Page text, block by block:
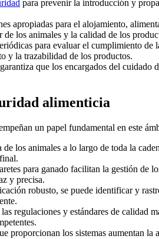
para prevenir la introducción y
apropiadas para el alojamiento,
de los animales y la calidad de los
para evaluar el cumplimiento
y la trazabilidad de los productos.
que los encargados del
alimenticia
un papel fundamental en este
los animales a lo largo de toda la
para ganado facilitan la gestión de
y precisa.
robusto, se puede identificar y
regulaciones y estándares de calidad
proporcionan los sistemas aumentan